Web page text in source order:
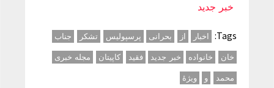
خبر جدید
Tags: اخبار از بحرانی پرسپولیس تشکر
جناب
خان
خانواده خبر جدید فقید کاپیتان
مجله خبری
محمد
و ویژۀ